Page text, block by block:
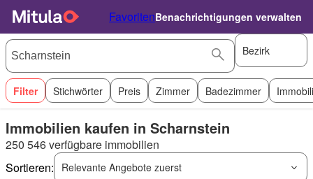
FavoritenBenachrichtigungen verwalten
Bezirk
Filter Stichwörter Preis Zimmer Badezimmer
Immobilien kaufen in Scharnstein
250 546 verfügbare immobilien
Sortieren:
Relevante Angebote zuerst